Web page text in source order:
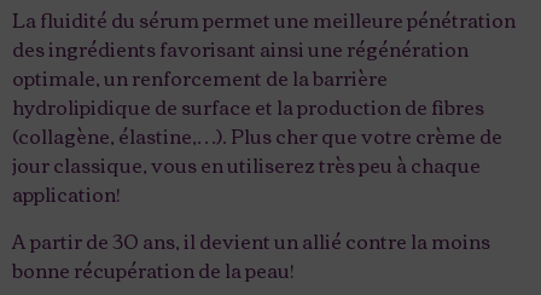
La fluidité du sérum permet une meilleure pénétration
des ingrédients favorisant ainsi une régénération
optimale, un renforcement de la barrière
hydrolipidique de surface et la production de fibres
(collagène, élastine,…). Plus cher que votre crème de
jour classique, vous en utiliserez très peu à chaque
application!
A partir de 30 ans, il devient un allié contre la moins
bonne récupération de la peau!